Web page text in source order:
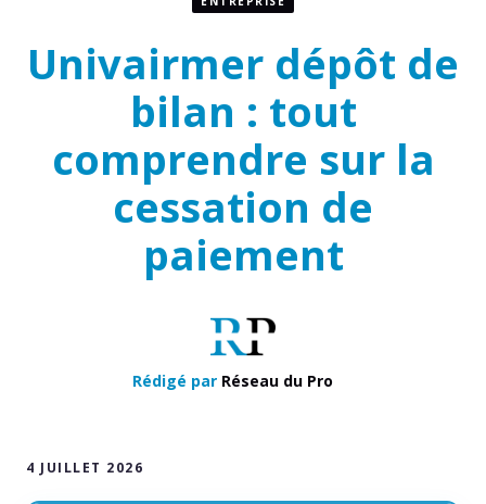
Univairmer dépôt de
bilan : tout
comprendre sur la
cessation de
paiement
Rédigé par Réseau du Pro
4 JUILLET 2026